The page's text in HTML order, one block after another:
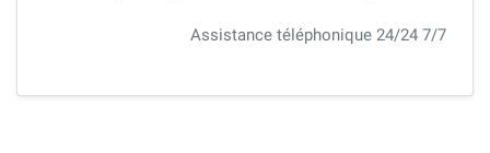
Assistance téléphonique 24/24 7/7